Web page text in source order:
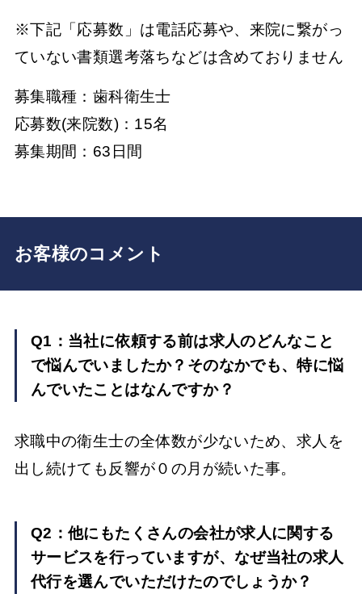
※下記「応募数」は電話応募や、来院に繋がっ
ていない書類選考落ちなどは含めておりません
募集職種：歯科衛生士
応募数(来院数)：15名
募集期間：63日間
お客様のコメント
Q1：当社に依頼する前は求人のどんなこと
で悩んでいましたか？そのなかでも、特に悩
んでいたことはなんですか？
求職中の衛生士の全体数が少ないため、求人を
出し続けても反響が０の月が続いた事。
Q2：他にもたくさんの会社が求人に関する
サービスを行っていますが、なぜ当社の求人
代行を選んでいただけたのでしょうか？